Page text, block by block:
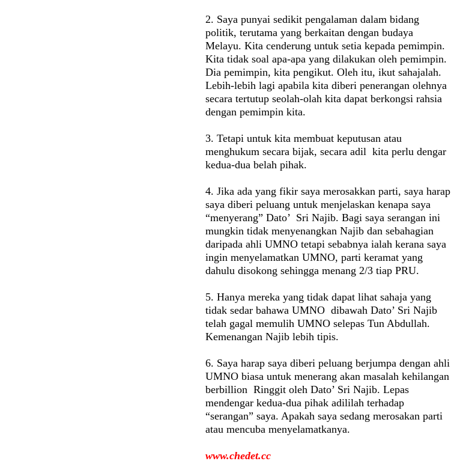
2. Saya punyai sedikit pengalaman dalam bidang
politik, terutama yang berkaitan dengan budaya
Melayu. Kita cenderung untuk setia kepada pemimpin.
Kita tidak soal apa-apa yang dilakukan oleh pemimpin.
Dia pemimpin, kita pengikut. Oleh itu, ikut sahajalah.
Lebih-lebih lagi apabila kita diberi penerangan olehnya
secara tertutup seolah-olah kita dapat berkongsi rahsia
dengan pemimpin kita.
3. Tetapi untuk kita membuat keputusan atau
menghukum secara bijak, secara adil kita perlu dengar
kedua-dua belah pihak.
4. Jika ada yang fikir saya merosakkan parti, saya harap
saya diberi peluang untuk menjelaskan kenapa saya
“menyerang” Dato’ Sri Najib. Bagi saya serangan ini
mungkin tidak menyenangkan Najib dan sebahagian
daripada ahli UMNO tetapi sebabnya ialah kerana saya
ingin menyelamatkan UMNO, parti keramat yang
dahulu disokong sehingga menang 2/3 tiap PRU.
5. Hanya mereka yang tidak dapat lihat sahaja yang
tidak sedar bahawa UMNO dibawah Dato’ Sri Najib
telah gagal memulih UMNO selepas Tun Abdullah.
Kemenangan Najib lebih tipis.
6. Saya harap saya diberi peluang berjumpa dengan ahli
UMNO biasa untuk menerang akan masalah kehilangan
berbillion Ringgit oleh Dato’ Sri Najib. Lepas
mendengar kedua-dua pihak adililah terhadap
“serangan” saya. Apakah saya sedang merosakan parti
atau mencuba menyelamatkanya.
www.chedet.cc